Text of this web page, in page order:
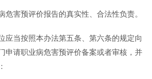
危害预评价报告的真实性、合法性负责。
应当按照本办法第五条、第六条的规定向
申请职业病危害预评价备案或者审核，并